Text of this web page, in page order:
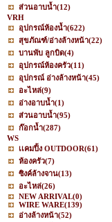
ส่วนอาบน้ำ(12)
VRH
อุปกรณ์ห้องน้ำ(622)
สุขภัณฑ์/อ่างล้างหน้า(22)
บานพับ ลูกบิด(4)
อุปกรณ์ห้องครัว(11)
อุปกรณ์ อ่างล้างหน้า(45)
อะไหล่(9)
อ่างอาบน้ำ(1)
ส่วนอาบน้ำ(95)
ก๊อกน้ำ(287)
WS
เเคมปิ้ง OUTDOOR(61)
ห้องครัว(7)
ซิงค์ล้างจาน(13)
อะไหล่(26)
NEW ARRIVAL(0)
WIRE WARE(139)
อ่างล้างหน้า(52)